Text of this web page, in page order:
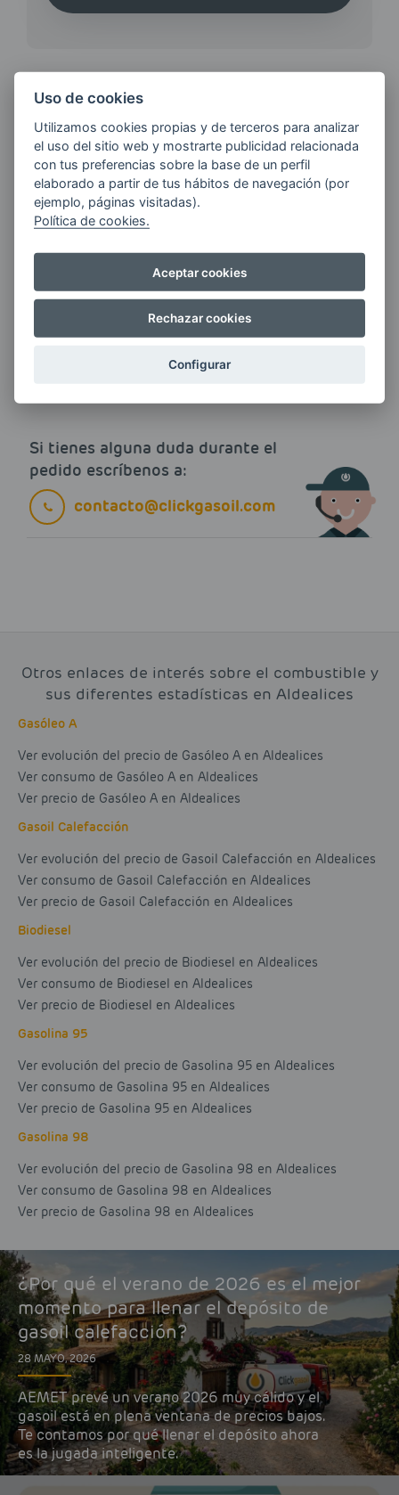
¿QUIERES ESTAR AL DÍA DE
LAS
ÚLTIMAS NOVEDADES?
E-MAIL
Quiero recibir las últimas novedades de AVIA
Si tienes alguna duda durante el
pedido escríbenos a:
contacto@clickgasoil.com
Otros enlaces de interés sobre el combustible y
sus diferentes estadísticas en Aldealices
Gasóleo A
Ver evolución del precio de Gasóleo A en Aldealices
Ver consumo de Gasóleo A en Aldealices
Ver precio de Gasóleo A en Aldealices
Gasoil Calefacción
Ver evolución del precio de Gasoil Calefacción en Aldealices
Ver consumo de Gasoil Calefacción en Aldealices
Ver precio de Gasoil Calefacción en Aldealices
Biodiesel
Ver evolución del precio de Biodiesel en Aldealices
Ver consumo de Biodiesel en Aldealices
Ver precio de Biodiesel en Aldealices
Gasolina 95
Ver evolución del precio de Gasolina 95 en Aldealices
Ver consumo de Gasolina 95 en Aldealices
Ver precio de Gasolina 95 en Aldealices
Gasolina 98
Ver evolución del precio de Gasolina 98 en Aldealices
Ver consumo de Gasolina 98 en Aldealices
Ver precio de Gasolina 98 en Aldealices
¿Por qué el verano de 2026 es el mejor
momento para llenar el depósito de
gasoil calefacción?
28 MAYO, 2026
AEMET prevé un verano 2026 muy cálido y el
gasoil está en plena ventana de precios bajos.
Te contamos por qué llenar el depósito ahora
es la jugada inteligente.
Uso de cookies
Utilizamos cookies propias y de terceros para analizar
el uso del sitio web y mostrarte publicidad relacionada
con tus preferencias sobre la base de un perfil
elaborado a partir de tus hábitos de navegación (por
ejemplo, páginas visitadas).
Política de cookies.
Aceptar cookies
Rechazar cookies
Configurar